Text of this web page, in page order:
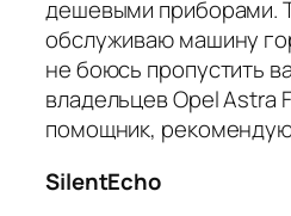
дешевыми приборами.
обслуживаю машину
не боюсь пропустить
владельцев Opel Astra
помощник,
SilentEcho